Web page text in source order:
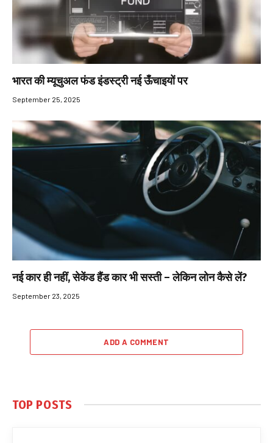
भारत की म्यूचुअल फंड इंडस्ट्री नई ऊँचाइयों पर
September 25, 2025
नई कार ही नहीं, सेकेंड हैंड कार भी सस्ती – लेकिन लोन कैसे लें?
September 23, 2025
ADD A COMMENT
TOP POSTS